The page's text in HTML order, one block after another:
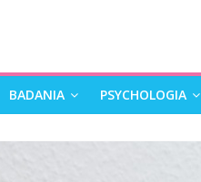
BADANIA PSYCHOLOGIA